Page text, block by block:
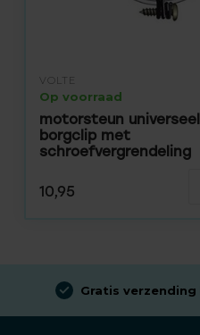
VOLTE
Op voorraad
motorsteun
borgclip met
schroefvergrendeling
10,95
Gratis verzending